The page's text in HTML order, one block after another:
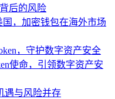
后的风险
国，加密钱包在海外市场
，守护数字资产安全
使命，引领数字资产安
遇与风险并存